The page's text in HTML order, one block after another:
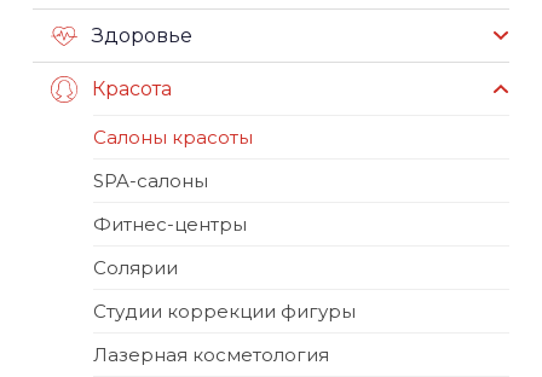
Здоровье
Красота
Салоны красоты
SPA-салоны
Фитнес-центры
Солярии
Студии коррекции фигуры
Лазерная косметология